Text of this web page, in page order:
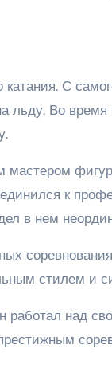
С
льду. Во время
к
в нем
стилем и
над